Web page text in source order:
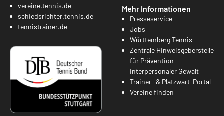
vereine.tennis.de
schiedsrichter.tennis.de
tennistrainer.de
Mehr Informationen
Presseservice
Jobs
Württemberg Tennis
Zentrale Hinweisgeberstelle
für Prävention
interpersonaler Gewalt
Trainer- & Platzwart-Portal
Vereine finden